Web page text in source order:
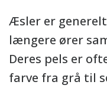
Æsler er
længere ører
Deres pels er
farve fra grå til